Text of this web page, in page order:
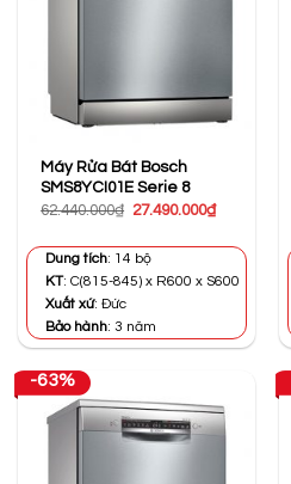
Máy Rửa Bát Bosch
SMS8YCI01E Serie 8
62.440.000₫ Giá
62.440.000₫.
27.490.000₫Giá
Dung tích: 14 bộ
KT: C(815-845) x R600 x S600
Xuất xứ: Đức
Bảo hành: 3 năm
-63%